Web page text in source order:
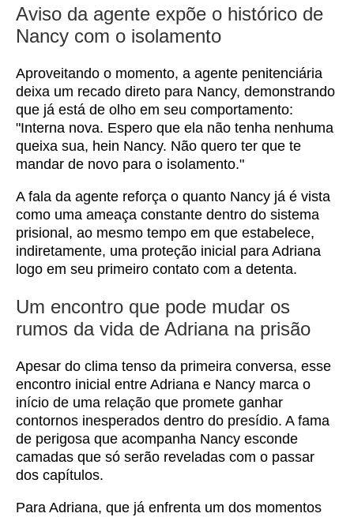
Aviso da agente expõe o histórico de
Nancy com o isolamento
Aproveitando o momento, a agente penitenciária
deixa um recado direto para Nancy, demonstrando
que já está de olho em seu comportamento:
"Interna nova. Espero que ela não tenha nenhuma
queixa sua, hein Nancy. Não quero ter que te
mandar de novo para o isolamento."
A fala da agente reforça o quanto Nancy já é vista
como uma ameaça constante dentro do sistema
prisional, ao mesmo tempo em que estabelece,
indiretamente, uma proteção inicial para Adriana
logo em seu primeiro contato com a detenta.
Um encontro que pode mudar os
rumos da vida de Adriana na prisão
Apesar do clima tenso da primeira conversa, esse
encontro inicial entre Adriana e Nancy marca o
início de uma relação que promete ganhar
contornos inesperados dentro do presídio. A fama
de perigosa que acompanha Nancy esconde
camadas que só serão reveladas com o passar
dos capítulos.
Para Adriana, que já enfrenta um dos momentos